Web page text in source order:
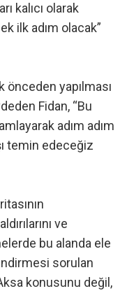
kalıcı olarak
ilk adım olacak”
önceden yapılması
Fidan, “Bu
adım adım
temin edeceğiz
ve
bu alanda ele
sorulan
konusunu değil,